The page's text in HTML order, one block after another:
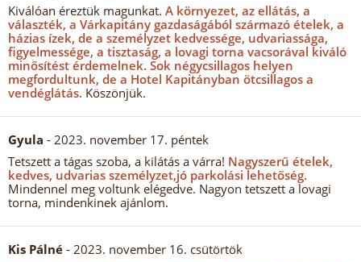
Kiválóan éreztük magunkat. A környezet, az ellátás, a
választék, a Várkapitány gazdaságából származó ételek, a
házias ízek, de a személyzet kedvessége, udvariassága,
figyelmessége, a tisztaság, a lovagi torna vacsorával kiváló
minősítést érdemelnek. Sok négycsillagos helyen
megfordultunk, de a Hotel Kapitányban ötcsillagos a
vendéglátás. Köszönjük.
Gyula - 2023. november 17. péntek
Tetszett a tágas szoba, a kilátás a várra! Nagyszerű ételek,
kedves, udvarias személyzet,jó parkolási lehetőség.
Mindennel meg voltunk elégedve. Nagyon tetszett a lovagi
torna, mindenkinek ajánlom.
Kis Pálné - 2023. november 16. csütörtök